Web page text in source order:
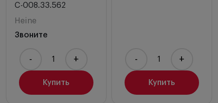
C-008.33.562
Heine
Звоните
Купить
- +
Купить
- +